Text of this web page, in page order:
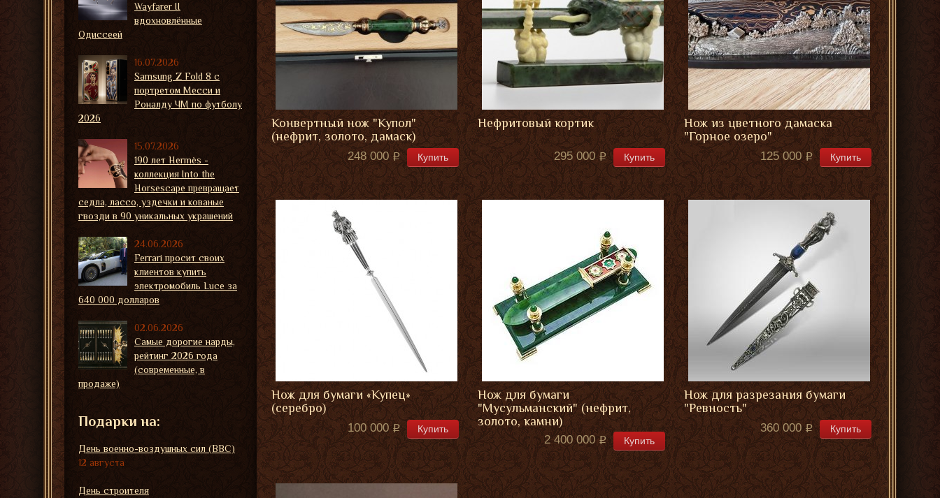
Конвертный нож "Купол"
(нефрит, золото, дамаск)
248 000 Купить
Нефритовый кортик
295 000 Купить
Нож из цветного дамаска
"Горное озеро"
125 000 Купить
Нож для бумаги «Купец»
(серебро)
100 000 Купить
Нож для бумаги
"Мусульманский" (нефрит,
золото, камни)
2 400 000 Купить
Нож для разрезания бумаги
"Ревность"
360 000 Купить
Wayfarer II
вдохновлённые
Одиссеей
16.07.2026
Samsung Z Fold 8 с
портретом Месси и
Роналду ЧМ по футболу
2026
15.07.2026
190 лет Hermès -
коллекция Into the
Horsescape превращает
седла, лассо, уздечки и кованые
гвозди в 90 уникальных украшений
24.06.2026
Ferrari просит своих
клиентов купить
электромобиль Luce за
640 000 долларов
02.06.2026
Самые дорогие нарды,
рейтинг 2026 года
(современные, в
продаже)
Подарки на:
День военно-воздушных сил (ВВС)
12 августа
День строителя